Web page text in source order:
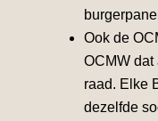
Ook de
OCMW
raad. Elke
dezelfde